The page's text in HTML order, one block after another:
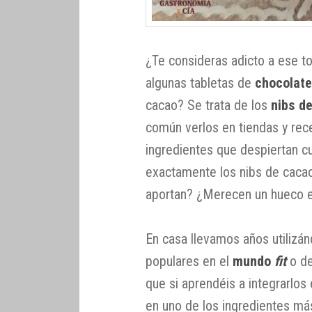
¿Te consideras adicto a ese
algunas tabletas de chocolate
cacao? Se trata de los nibs
común verlos en tiendas y
ingredientes que despiertan
exactamente los nibs de
aportan? ¿Merecen un hueco
En casa llevamos años
populares en el mundo fito
que si aprendéis a
en uno de los ingredientes